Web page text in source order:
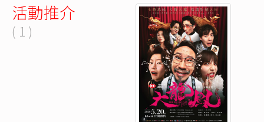
活動推介
( 1 )